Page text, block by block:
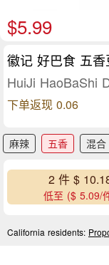
$5.99
徽记 好巴食 五
HuiJi HaoBaShi
下单返现 0.06
麻辣 五香 混合
2 件 $
低至 ($ 5.09/
California residents: